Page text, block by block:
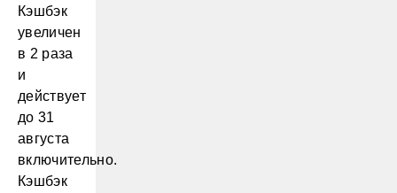
Кэшбэк
увеличен
в 2 раза
и
действует
до 31
августа
включительно.
Кэшбэк